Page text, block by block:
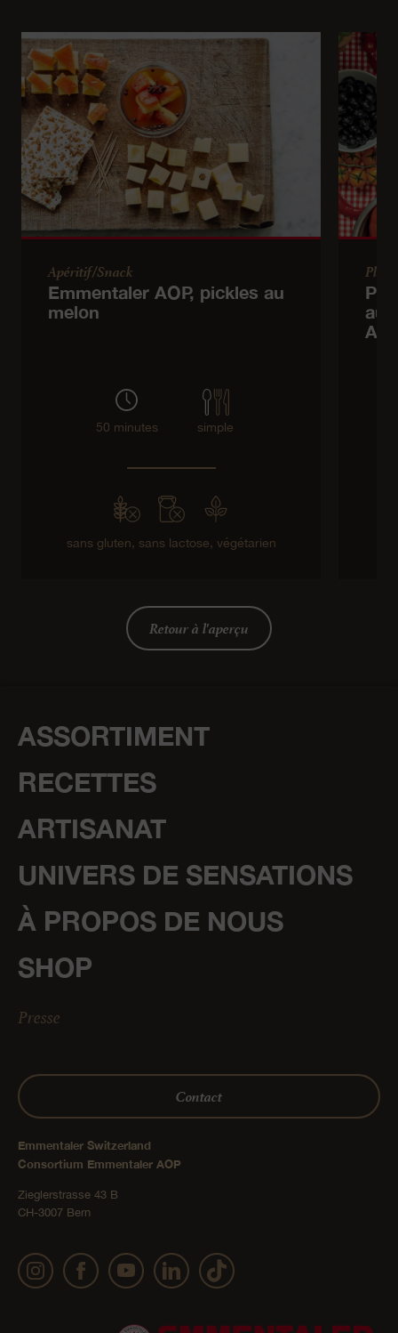
Apéritif/Snack
Emmentaler AOP, pickles au
melon
50 minutes simple
sans gluten, sans lactose, végétarien
Plat
Retour à l'aperçu
ASSORTIMENT
RECETTES
ARTISANAT
UNIVERS DE SENSATIONS
À PROPOS DE NOUS
SHOP
Presse
Contact
Emmentaler Switzerland
Consortium Emmentaler AOP
Zieglerstrasse 43 B
CH-3007 Bern